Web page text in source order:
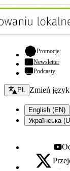
Promocje-
Newsletter
Podcasty
Zmień język -
PL Zmień
English (EN)
Українська
X - otwiera